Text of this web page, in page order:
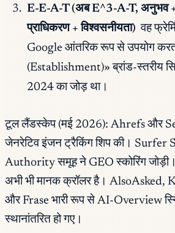
E-E-A-T (अब E^3-A-T, अनुभव +
प्राधिकरण + विश्वसनीयता) वह
Google आंतरिक रूप से उपयोग
(Establishment)» ब्रांड-स्तरीय
2024 का जोड़ था।
टूल लैंडस्केप (मई 2026): Ahrefs और
जेनरेटिव इंजन ट्रैकिंग शिप की। Surfer
Authority समूह ने GEO स्कोरिंग
अभी भी मानक क्रॉलर है। AlsoAsked,
और Frase भारी रूप से AI-Overview
स्थानांतरित हो गए।